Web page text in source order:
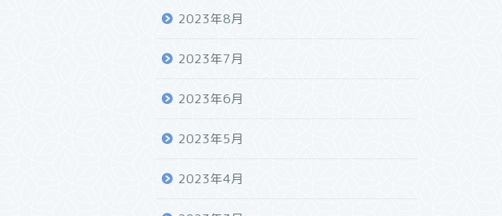
2023年8月
2023年7月
2023年6月
2023年5月
2023年4月